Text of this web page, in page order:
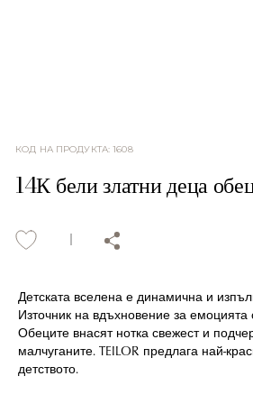
КОД НА ПРОДУКТА:1608
14К бели златни деца
Детската вселена е динамична и
Източник на вдъхновение за емоцията
Обеците внасят нотка свежест и
малчуганите. TEILOR предлага най-
детството.